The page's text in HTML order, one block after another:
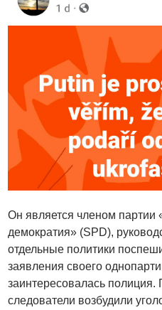
Он является членом
демократия» (SPD),
отдельные политики
заявления своего
заинтересовалась полиция.
следователи возбудили